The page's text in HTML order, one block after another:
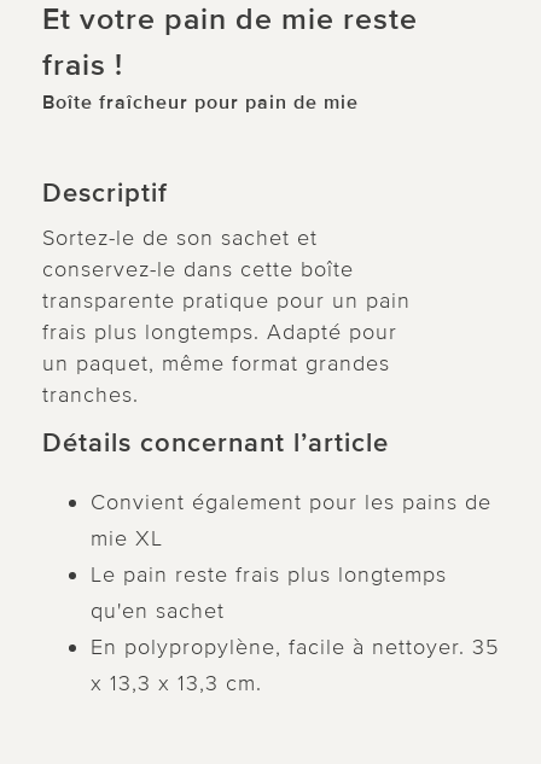
Et votre pain de mie reste
frais !
Boîte fraîcheur pour pain de mie
Descriptif
Sortez-le de son sachet et
conservez-le dans cette boîte
transparente pratique pour un pain
frais plus longtemps. Adapté pour
un paquet, même format grandes
tranches.
Détails concernant l’article
Convient également pour les pains de
mie XL
Le pain reste frais plus longtemps
qu'en sachet
En polypropylène, facile à nettoyer. 35
x 13,3 x 13,3 cm.